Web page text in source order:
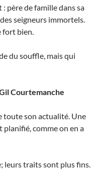
père de famille dans sa
seigneurs immortels.
fort bien.
du souffle, mais qui
Courtemanche
toute son actualité. Une
comme on en a
leurs traits sont plus fins.